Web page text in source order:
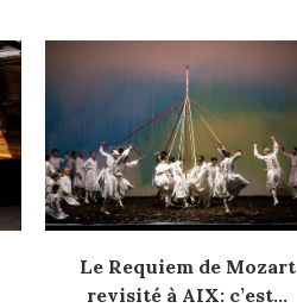
Le Requiem de Mozart
revisité à AIX: c’est...